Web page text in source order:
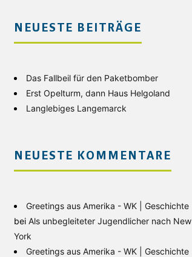
NEUESTE BEITRÄGE
Das Fallbeil für den Paketbomber
Erst Opelturm, dann Haus Helgoland
Langlebiges Langemarck
NEUESTE KOMMENTARE
Greetings aus Amerika - WK | Geschichte
bei Als unbegleiteter Jugendlicher nach New
York
Greetings aus Amerika - WK | Geschichte